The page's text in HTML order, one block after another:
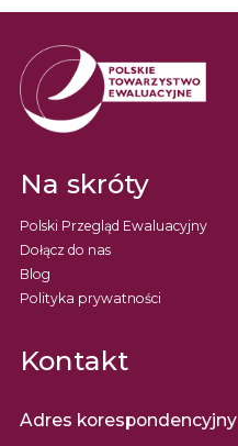
Na skróty
Polski Przegląd Ewaluacyjny
Dołącz do nas
Blog
Polityka prywatności
Kontakt
Adres korespondencyjny